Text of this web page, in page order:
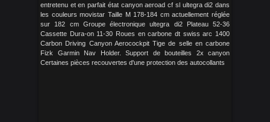
entretenu et en parfait état canyon aeroad cf sl ultegra di2 dans
les couleurs movistar Taille M 178-184 cm actuellement réglée
sur 182 cm Groupe électronique ultegra di2 Plateau 52-36
Cassette Dura-on 11-30 Roues en carbone dt swiss arc 1400
Carbon Driving Canyon Aerocockpit Tige de selle en carbone
Fizk Garmin Nav Holder. Support de bouteilles 2x canyon
Certaines pièces recouvertes d'une protection des autocollants